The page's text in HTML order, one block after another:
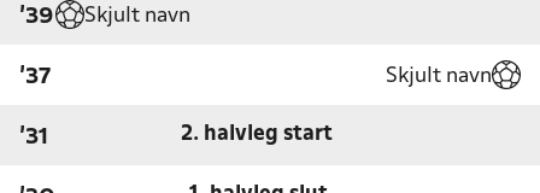
'39 Skjult navn
'37 Skjult navn
'31 2. halvleg start